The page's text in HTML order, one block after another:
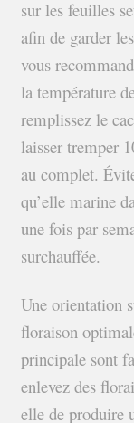
sur les feuilles
afin de garder
vous
la température
remplissez le
laisser tremper
au complet.
qu’elle marine
une fois par
surchauffée.
Une orientation
floraison
principale sont
enlevez des
elle de produire